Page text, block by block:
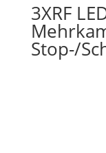
3XRF
Stop-/